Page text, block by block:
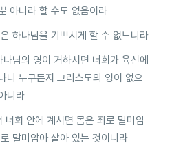
아니라 할 수도 없음이라
하나님을 기쁘시게 할 수 없느니라
님의 영이 거하시면 너희가 육신에
니 누구든지 그리스도의 영이 없으
니라
너희 안에 계시면 몸은 죄로 말미암
말미암아 살아 있는 것이니라